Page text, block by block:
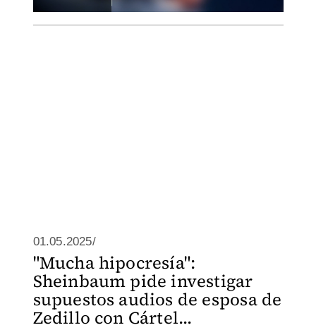
01.05.2025/
"Mucha hipocresía":
Sheinbaum pide investigar
supuestos audios de esposa de
Zedillo con Cártel...